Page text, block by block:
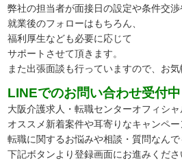
弊社の担当者が面接日の設定や条件交渉
就業後のフォローはもちろん、
福利厚生なども必要に応じて
サポートさせて頂きます。
また出張面談も行っていますので、 お
LINEでのお問い合わせ受付中
大阪介護求人・転職センターオフィシ
オススメ新着案件や耳寄りなキャンペー
転職に関するお悩みや相談・質問なんで
下記ボタンより登録画面にお進みくださ